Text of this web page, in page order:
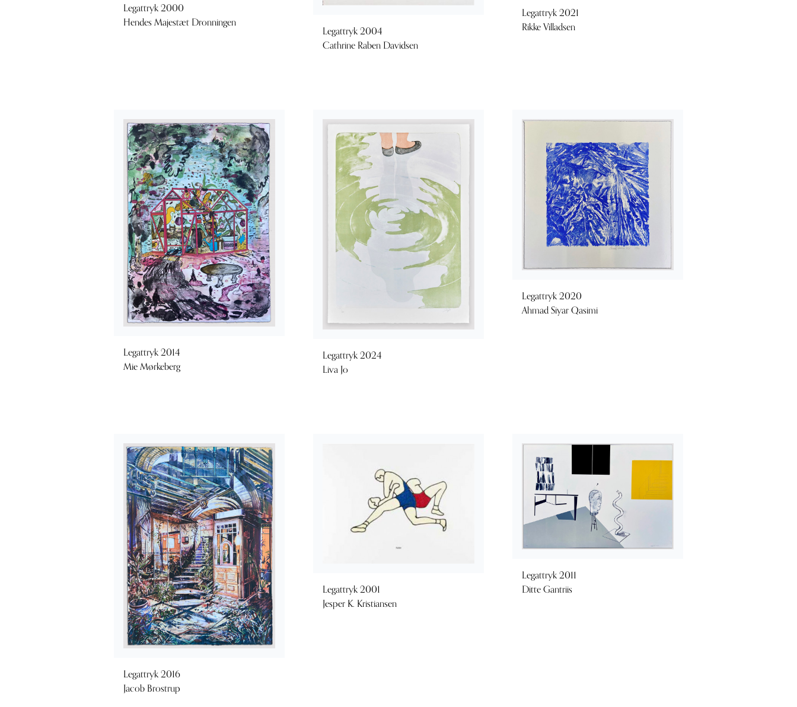
Legattryk 2000
Hendes Majestæt Dronningen
Legattryk 2004
Cathrine Raben Davidsen
Legattryk 2021
Rikke Villadsen
Legattryk 2014
Mie Mørkeberg
Legattryk 2024
Liva Jo
Legattryk 2020
Ahmad Siyar Qasimi
Legattryk 2016
Jacob Brostrup
Legattryk 2001
Jesper K. Kristiansen
Legattryk 2011
Ditte Gantriis